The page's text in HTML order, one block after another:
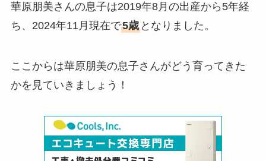
華原朋美さんの息子は2019年8月の出産から5年経
ち、2024年11月現在で5歳となりました。
ここからは華原朋美の息子さんがどう育ってきた
かを見ていきましょう！